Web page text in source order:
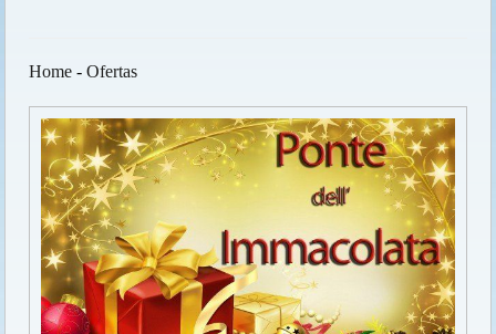
Home -Ofertas